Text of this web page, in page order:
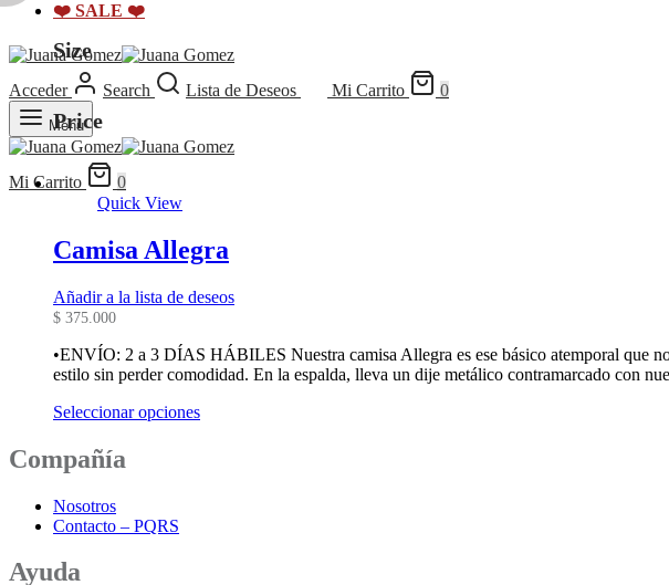
❤️ SALE ❤️
Acceder Search Lista de Deseos Mi Carrito 0
Menu
Mi Carrito 0
Size
Price
Quick View
Camisa Allegra
Añadir a la lista de deseos
$ 375.000
•ENVÍO: 2 a 3 DÍAS HÁBILES Nuestra camisa Allegra es ese básico atemporal que
estilo sin perder comodidad. En la espalda, lleva un dije metálico contramarcado con
Seleccionar opcionesEste
Compañía
Nosotros
Contacto – PQRS
Ayuda